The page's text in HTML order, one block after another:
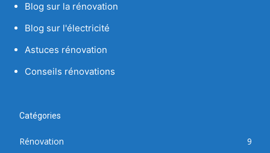
Blog sur la rénovation
Blog sur l'électricité
Astuces rénovation
Conseils rénovations
Catégories
Rénovation
9